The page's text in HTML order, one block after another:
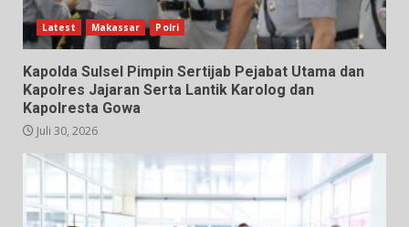
Latest Makassar Polri
Kapolda Sulsel Pimpin Sertijab Pejabat Utama dan
Kapolres Jajaran Serta Lantik Karolog dan
Kapolresta Gowa
Juli 30, 2026